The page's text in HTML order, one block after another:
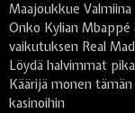
Maajoukkue Valmiina
Onko Kylian
vaikutuksen Real
Löydä halvimmat
Käärijä monen
kasinoihin